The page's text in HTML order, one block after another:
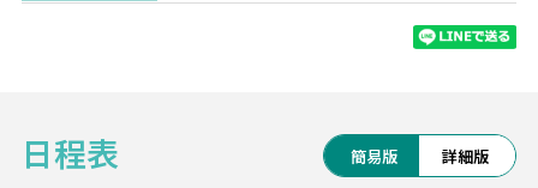
トゥガン島)
【ご注意】
物、夜景が美しい展望台、ショッピングモー
ルなどと見どころがたくさんあります！
◆セブパシフィック航空利用◆
日程表 簡易版 詳細版